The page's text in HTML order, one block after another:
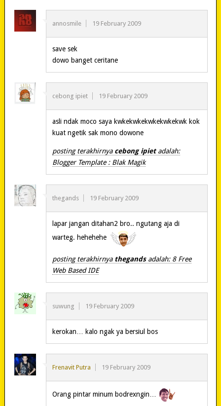
annosmile 19 February 2009
save sek
dowo banget ceritane
cebong ipiet 19 February 2009
asli ndak moco saya kwkekwkekwkekwkekwk kok
kuat ngetik sak mono dowone
posting terakhirnya cebong ipiet adalah:
Blogger Template : Blak Magik
thegands 19 February 2009
lapar jangan ditahan2 bro.. ngutang aja di
warteg. hehehehe
posting terakhirnya thegands adalah: 8 Free
Web Based IDE
suwung 19 February 2009
kerokan… kalo ngak ya bersiul bos
Frenavit Putra 19 February 2009
Orang pintar minum bodrexngin…